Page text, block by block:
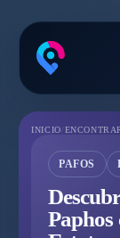
INICIO
PAFOS